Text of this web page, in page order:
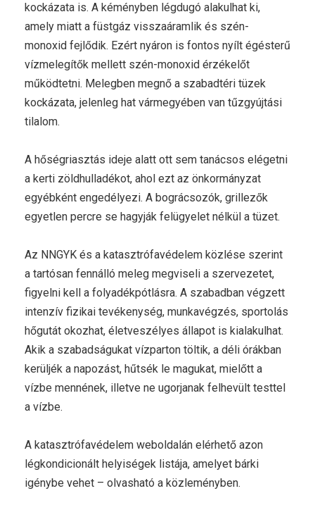
kockázata is. A kéményben légdugó alakulhat ki,
amely miatt a füstgáz visszaáramlik és szén-
monoxid fejlődik. Ezért nyáron is fontos nyílt égésterű
vízmelegítők mellett szén-monoxid érzékelőt
működtetni. Melegben megnő a szabadtéri tüzek
kockázata, jelenleg hat vármegyében van tűzgyújtási
tilalom.
A hőségriasztás ideje alatt ott sem tanácsos elégetni
a kerti zöldhulladékot, ahol ezt az önkormányzat
egyébként engedélyezi. A bográcsozók, grillezők
egyetlen percre se hagyják felügyelet nélkül a tüzet.
Az NNGYK és a katasztrófavédelem közlése szerint
a tartósan fennálló meleg megviseli a szervezetet,
figyelni kell a folyadékpótlásra. A szabadban végzett
intenzív fizikai tevékenység, munkavégzés, sportolás
hőgutát okozhat, életveszélyes állapot is kialakulhat.
Akik a szabadságukat vízparton töltik, a déli órákban
kerüljék a napozást, hűtsék le magukat, mielőtt a
vízbe mennének, illetve ne ugorjanak felhevült testtel
a vízbe.
A katasztrófavédelem weboldalán elérhető azon
légkondicionált helyiségek listája, amelyet bárki
igénybe vehet – olvasható a közleményben.